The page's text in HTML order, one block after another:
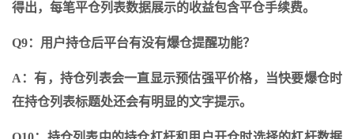
得出，每笔平仓列表数据展示的收益包含平仓手续费。
Q9：用户持仓后平台有没有爆仓提醒功能？
A：有，持仓列表会一直显示预估强平价格，当快要爆仓时
在持仓列表标题处还会有明显的文字提示。